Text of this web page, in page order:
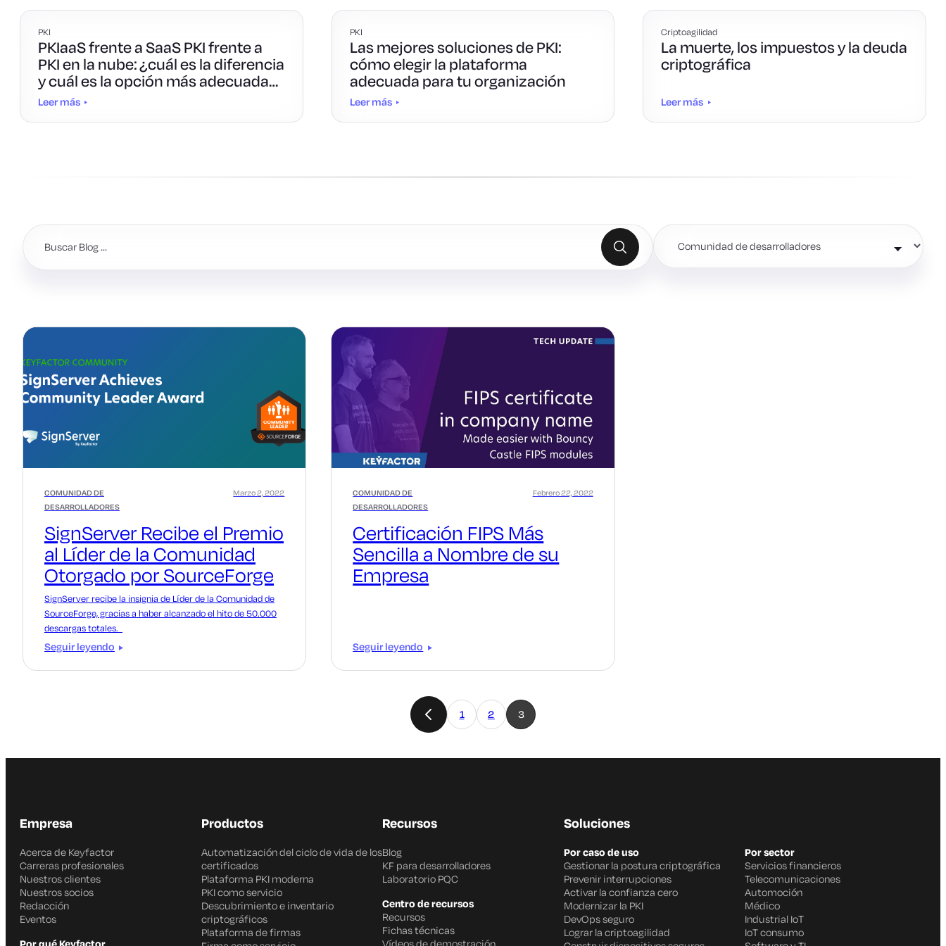
PKI
PKIaaS frente a SaaS PKI frente a
PKI en la nube: ¿cuál es la diferencia
y cuál es la opción más adecuada
para ti?
Leer más
PKI
Las mejores soluciones de PKI:
cómo elegir la plataforma
adecuada para tu organización
Leer más
Criptoagilidad
La muerte, los impuestos y la deuda
criptográfica
Leer más
COMUNIDAD DE
DESARROLLADORES
SignServer Recibe el Premio
al Líder de la Comunidad
Otorgado por SourceForge
Marzo 2, 2022
SignServer recibe la insignia de Líder de la Comunidad de
SourceForge, gracias a haber alcanzado el hito de 50.000
descargas totales.
Seguir leyendo
COMUNIDAD DE
DESARROLLADORES
Certificación FIPS Más
Sencilla a Nombre de su
Empresa
Febrero 22, 2022
Seguir leyendo
1 2 3
Empresa
Acerca de Keyfactor
Carreras profesionales
Nuestros clientes
Nuestros socios
Redacción
Eventos
Por qué Keyfactor
Productos
Automatización del ciclo de vida de los
certificados
Plataforma PKI moderna
PKI como servicio
Descubrimiento e inventario
criptográficos
Plataforma de firmas
Recursos
Blog
KF para desarrolladores
Laboratorio PQC
Centro de recursos
Recursos
Fichas técnicas
Vídeos de demostración
Soluciones
Por caso de uso
Gestionar la postura criptográfica
Prevenir interrupciones
Activar la confianza cero
Modernizar la PKI
DevOps seguro
Lograr la criptoagilidad
Por sector
Servicios financieros
Telecomunicaciones
Automoción
Médico
Industrial IoT
IoT consumo